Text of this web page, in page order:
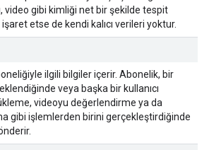
video gibi kimliği net bir şekilde tespit
etse de kendi kalıcı verileri yoktur.
ilgili bilgiler içerir. Abonelik, bir
veya başka bir kullanıcı
videoyu değerlendirme ya da
gibi işlemlerden birini gerçekleştirdiğinde